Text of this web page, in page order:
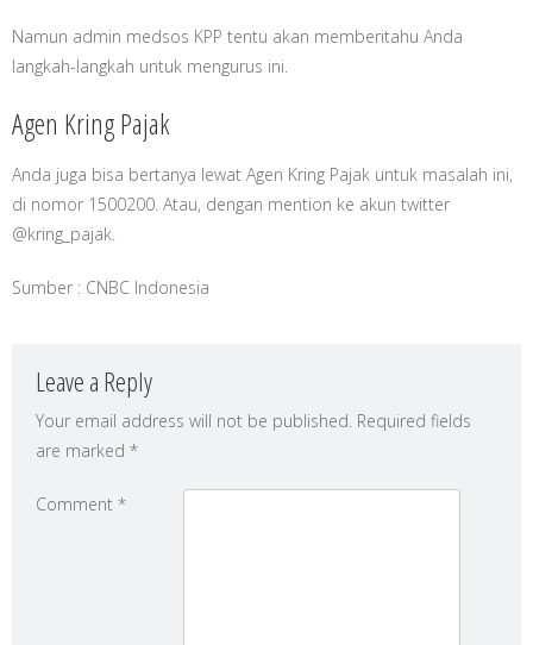
Namun admin medsos KPP tentu akan memberitahu Anda
langkah-langkah untuk mengurus ini.
Agen Kring Pajak
Anda juga bisa bertanya lewat Agen Kring Pajak untuk masalah ini,
di nomor 1500200. Atau, dengan mention ke akun twitter
@kring_pajak.
Sumber : CNBC Indonesia
Leave a Reply
Your email address will not be published. Required fields
are marked *
Comment *